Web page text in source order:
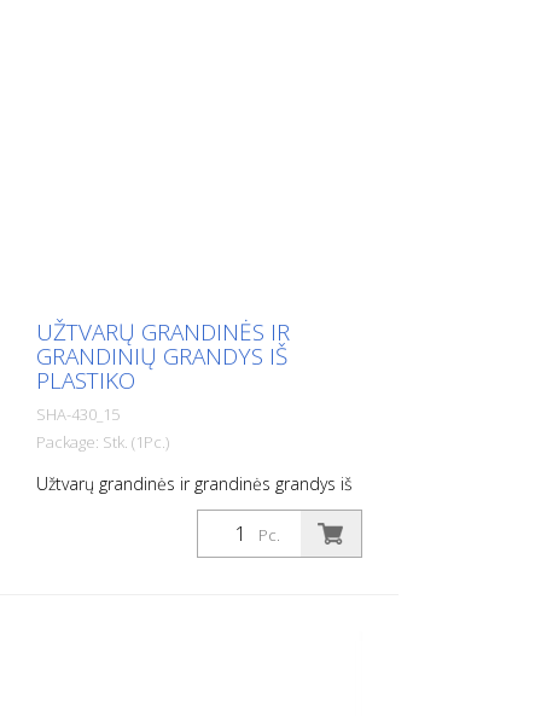
UŽTVARŲ GRANDINĖS IR
GRANDINIŲ GRANDYS IŠ
PLASTIKO
SHA-430_15
Package: Stk. (1Pc.)
Užtvarų grandinės ir grandinės grandys iš
plastiko, užtvarų grandinė, 8 mm storio,
raudona / balta, pakuotės vienetas 25 m
Pc.